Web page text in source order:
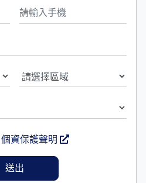
個資保護聲明